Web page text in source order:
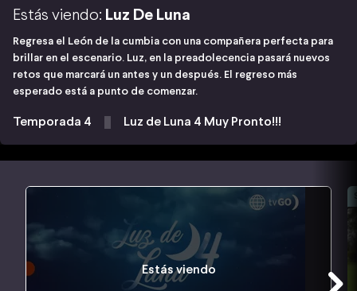
Estás viendo: Luz De Luna
Regresa el León de la cumbia con una compañera perfecta para
brillar en el escenario. Luz, en la preadolecencia pasará nuevos
retos que marcará un antes y un después. El regreso más
esperado está a punto de comenzar.
Temporada 4 Luz de Luna 4 Muy Pronto!!!
Estás viendo